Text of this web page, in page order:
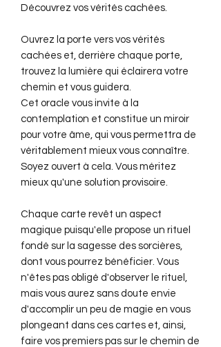
Découvrez vos vérités cachées.
Ouvrez la porte vers vos vérités
cachées et, derrière chaque porte,
trouvez la lumière qui éclairera votre
chemin et vous guidera.
Cet oracle vous invite à la
contemplation et constitue un miroir
pour votre âme, qui vous permettra de
véritablement mieux vous connaître.
Soyez ouvert à cela. Vous méritez
mieux qu'une solution provisoire.
Chaque carte revêt un aspect
magique puisqu'elle propose un rituel
fondé sur la sagesse des sorcières,
dont vous pourrez bénéficier. Vous
n'êtes pas obligé d'observer le rituel,
mais vous aurez sans doute envie
d'accomplir un peu de magie en vous
plongeant dans ces cartes et, ainsi,
faire vos premiers pas sur le chemin de